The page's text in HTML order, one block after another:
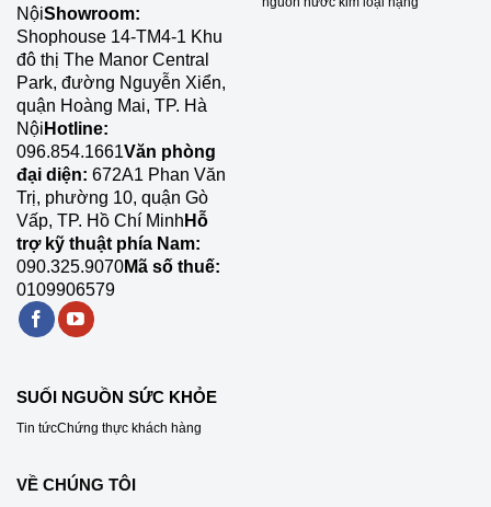
NộiShowroom:
Shophouse 14-TM4-1 Khu
đô thị The Manor Central
Park, đường Nguyễn Xiển,
quận Hoàng Mai, TP. Hà
Nội Hotline:
096.854.1661Văn phòng
đại diện: 672A1 Phan Văn
Trị, phường 10, quận Gò
Vấp, TP. Hồ Chí Minh Hỗ
trợ kỹ thuật phía Nam:
090.325.9070Mã số thuế:
0109906579
SUỐI NGUỒN SỨC KHỎE
Tin tứcChứng thực khách hàng
VỀ CHÚNG TÔI